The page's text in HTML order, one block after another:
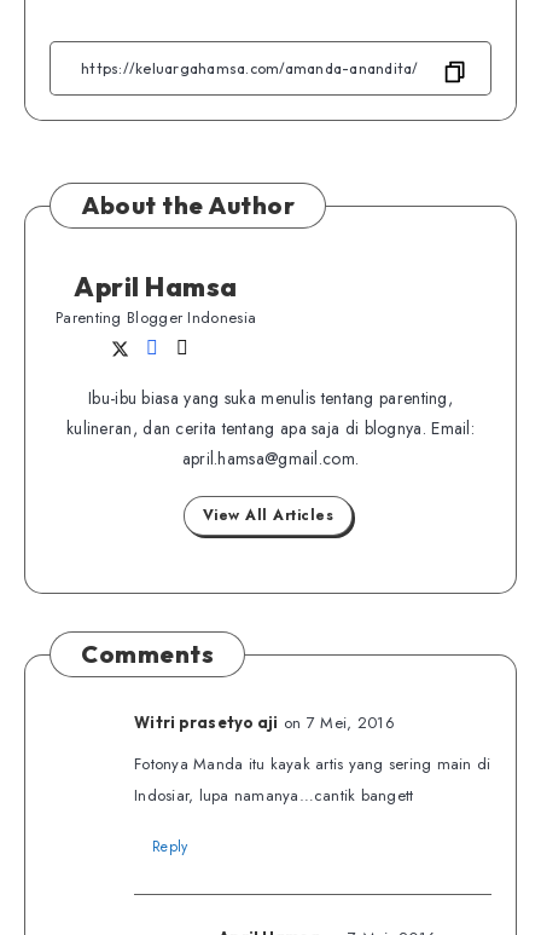
FacebookTwitterLinkedinTelegramWhatsApp
About the Author
April Hamsa
Parenting Blogger Indonesia
Follow
on
Follow
Facebook
Ibu-ibu biasa yang suka menulis tentang parenting,
kulineran, dan cerita tentang apa saja di blognya. Email:
april.hamsa@gmail.com.
View All Articles
Comments
Witri prasetyo aji on 7 Mei, 2016
Fotonya Manda itu kayak artis yang sering main di
Indosiar, lupa namanya…cantik bangett
Reply